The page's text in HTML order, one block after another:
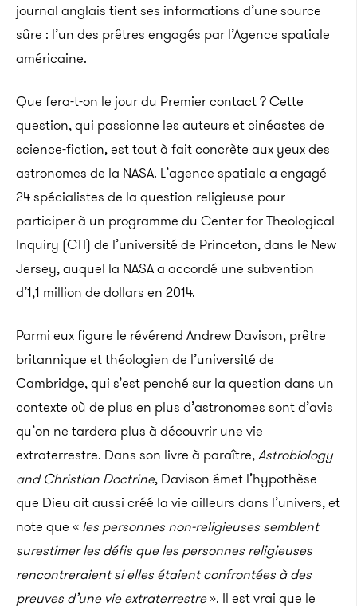
journal anglais tient ses informations d’une source
sûre : l’un des prêtres engagés par l’Agence spatiale
américaine.
Que fera-t-on le jour du Premier contact ? Cette
question, qui passionne les auteurs et cinéastes de
science-fiction, est tout à fait concrète aux yeux des
astronomes de la NASA. L’agence spatiale a engagé
24 spécialistes de la question religieuse pour
participer à un programme du Center for Theological
Inquiry (CTI) de l’université de Princeton, dans le New
Jersey, auquel la NASA a accordé une subvention
d’1,1 million de dollars en 2014.
Parmi eux figure le révérend Andrew Davison, prêtre
britannique et théologien de l’université de
Cambridge, qui s’est penché sur la question dans un
contexte où de plus en plus d’astronomes sont d’avis
qu’on ne tardera plus à découvrir une vie
extraterrestre. Dans son livre à paraître,Astrobiology
and Christian Doctrine, Davison émet l’hypothèse
que Dieu ait aussi créé la vie ailleurs dans l’univers, et
note que « les personnes non-religieuses semblent
surestimer les défis que les personnes religieuses
rencontreraient si elles étaient confrontées à des
preuves d’une vie extraterrestre». Il est vrai que le